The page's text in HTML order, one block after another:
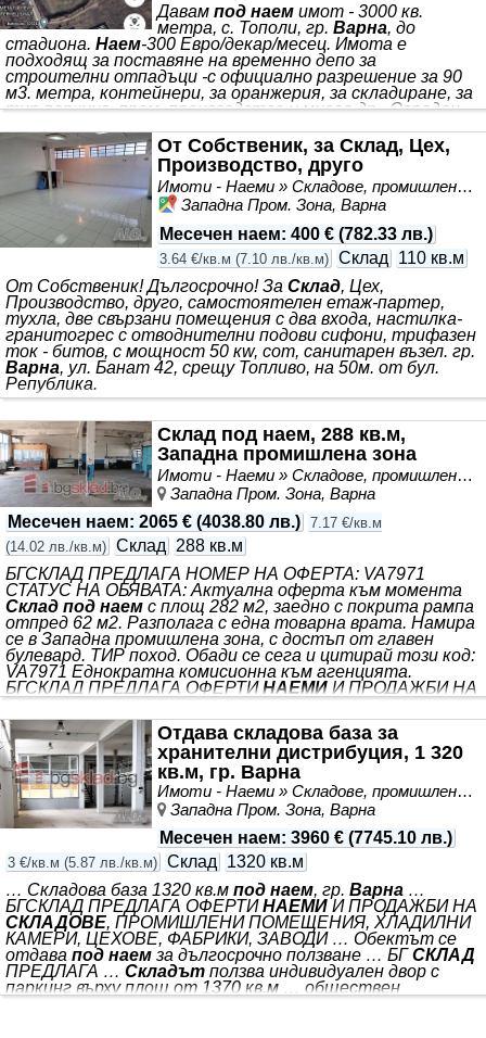
Давам под наем имот - 3000 кв.
метра, с. Тополи, гр. Варна, до
стадиона. Наем-300 Евро/декар/месец. Имота е
подходящ за поставяне на временно депо за
строителни отпадъци -с официално разрешение за 90
м3. метра, контейнери, за оранжерия, за складиране, за
тир паркинг, пром. производства и много др.. Ограден,
декара-общо-400 Евро/декар/месец, 3. 3 декара
-общо-300 Евро/декар/месец.Наем-900 Евро/месец/ за 3
декара. Договор. Дългосрочно. От собственик на имота.
ТАЗИ И ОЩЕ МНОГО ОФЕРТИ МОЖЕ ДА НАМЕРИТЕ НА;
www.alfatrans-bg.eu.
От Собственик, за Склад, Цех,
Производство, друго
Имоти - Наеми » Складове, промишлени и стопански имоти под наем
Западна Пром. Зона, Варна
Месечен наем: 400 € (782.33 лв.)
3.64 €/кв.м (7.10 лв./кв.м) Склад
110 кв.м
От Собственик! Дългосрочно! За Склад, Цех,
Производство, друго, самостоятелен етаж-партер,
тухла, две свързани помещения с два входа, настилка-
гранитогрес с отводнителни подови сифони, трифазен
ток - битов, с мощност 50 кw, сот, санитарен възел. гр.
Варна, ул. Банат 42, срещу Топливо, на 50м. от бул.
Република.
Склад под наем, 288 кв.м,
Западна промишлена зона
Имоти - Наеми » Складове, промишлени и стопански имоти под наем
Западна Пром. Зона, Варна
Месечен наем: 2065 € (4038.80 лв.) 7.17 €/кв.м
(14.02 лв./кв.м) Склад
288 кв.м
БГСКЛАД ПРЕДЛАГА НОМЕР НА ОФЕРТА: VA7971
СТАТУС НА ОБЯВАТА: Актуална оферта към момента
Склад под наем с площ 282 м2, заедно с покрита рампа
отпред 62 м2. Разполага с една товарна врата. Намира
се в Западна промишлена зона, с достъп от главен
булевард. ТИР поход. Обади се сега и цитирай този код:
VA7971 Еднократна комисионна към агенцията.
БГСКЛАД ПРЕДЛАГА ОФЕРТИНАЕМИ И ПРОДАЖБИ НА
СКЛАДОВЕ, ПРОМИШЛЕНИ ПОМЕЩЕНИЯ, ХЛАДИЛНИ
КАМЕРИ, ЦЕХОВЕ, ФАБРИКИ, ЗАВОДИ, ТЕРЕНИ И
СГРАДИ ОТ ЦЯЛА БЪЛГАРИЯ. Управителят Симеон
Митев предлага на вниманието на всички
интересуващи се важна и интересна
Отдава складова база за
хранителни дистрибуция, 1 320
кв.м, гр. Варна
Имоти - Наеми » Складове, промишлени и стопански имоти под наем
Западна Пром. Зона, Варна
Месечен наем: 3960 € (7745.10 лв.)
3 €/кв.м (5.87 лв./кв.м) Склад
1320 кв.м
… Складова база 1320 кв.м под наем, гр. Варна …
БГСКЛАД ПРЕДЛАГА ОФЕРТИНАЕМИ И ПРОДАЖБИ НА
СКЛАДОВЕ, ПРОМИШЛЕНИ ПОМЕЩЕНИЯ, ХЛАДИЛНИ
КАМЕРИ, ЦЕХОВЕ, ФАБРИКИ, ЗАВОДИ … Обектът се
отдава под наем за дългосрочно ползване … БГСКЛАД
ПРЕДЛАГА … Складът ползва индивидуален двор с
паркинг върху площ от 1370 кв.м … обществен